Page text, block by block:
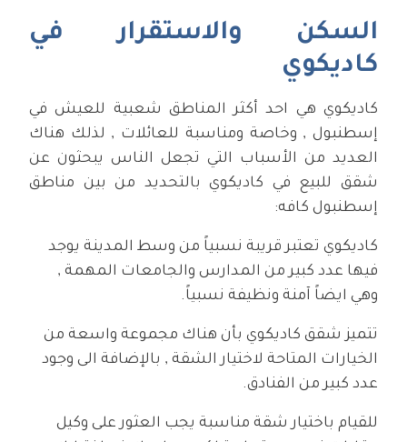
السكن والاستقرار في
كاديكوي
كاديكوي هي احد أكثر المناطق شعبية للعيش في
إسطنبول , وخاصة ومناسبة للعائلات , لذلك هناك
العديد من الأسباب التي تجعل الناس يبحثون عن
شقق للبيع في كاديكوي بالتحديد من بين مناطق
إسطنبول كافه:
كاديكوي تعتبر قريبة نسبياً من وسط المدينة يوجد
فيها عدد كبير من المدارس والجامعات المهمة ,
وهي ايضاً آمنة ونظيفة نسبياً.
تتميز شقق كاديكوي بأن هناك مجموعة واسعة من
الخيارات المتاحة لاختيار الشقة , بالإضافة الى وجود
عدد كبير من الفنادق.
للقيام باختيار شقة مناسبة يجب العثور على وكيل